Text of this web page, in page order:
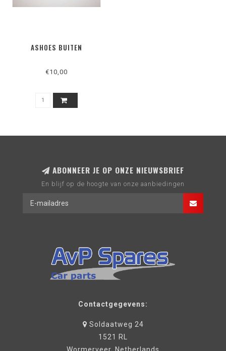
ASHOES BUITEN
€10,00
ABONNEER JE OP ONZE NIEUWSBRIEF
En blijf op de hoogte van onze aanbiedingen
Contactgegevens:
Soldaatweg 24
1521 RL